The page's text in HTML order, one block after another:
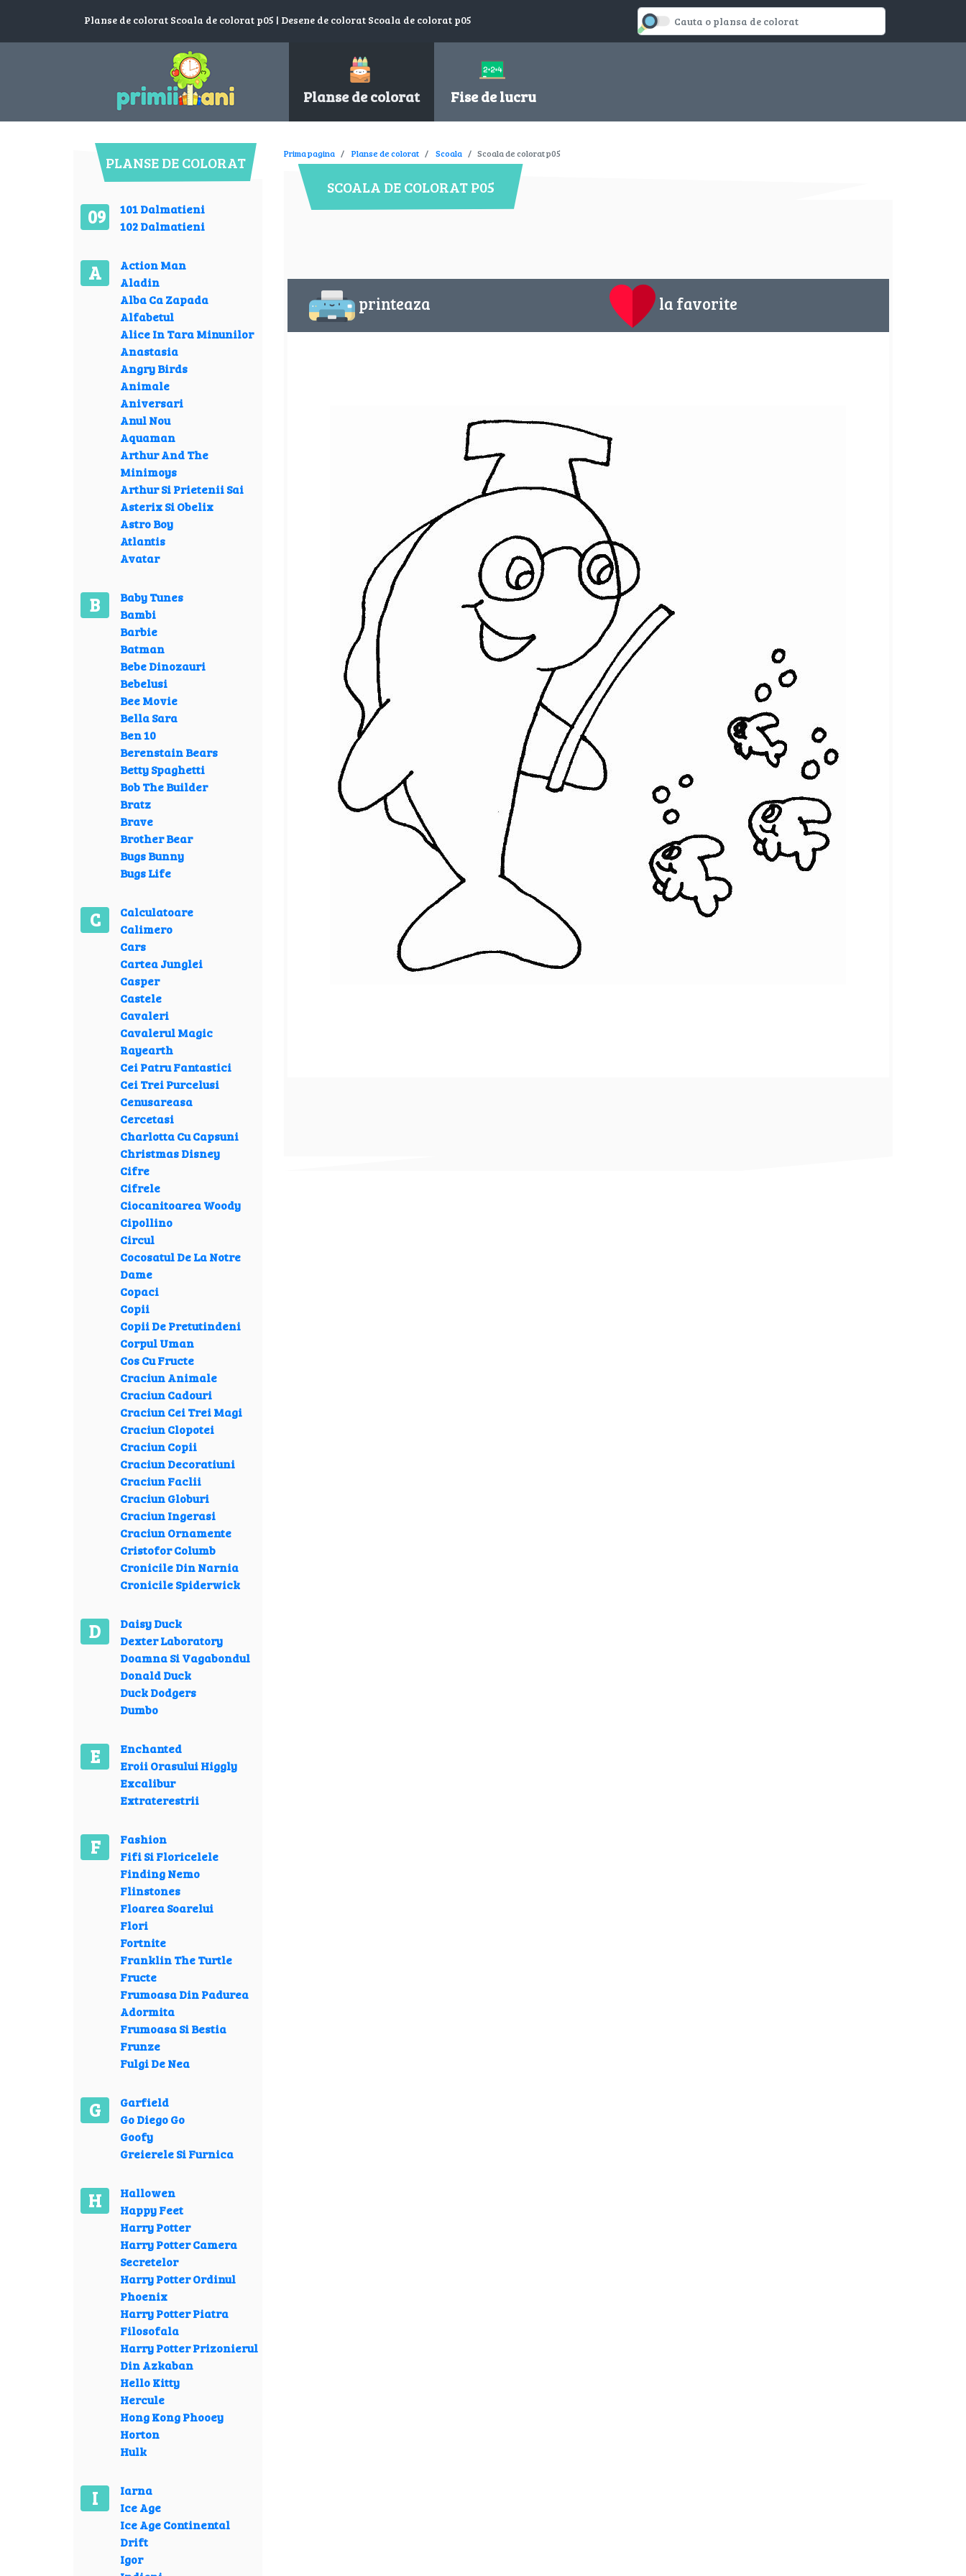
Planse de colorat Scoala de colorat p05 | Desene de colorat Scoala de colorat p05
Planse de colorat Fise de lucru
PLANSE DE COLORAT
09
101 Dalmatieni
102 Dalmatieni
A
Action Man
Aladin
Alba Ca Zapada
Alfabetul
Alice In Tara Minunilor
Anastasia
Angry Birds
Animale
Aniversari
Anul Nou
Aquaman
Arthur And The
Minimoys
Arthur Si Prietenii Sai
Asterix Si Obelix
Astro Boy
Atlantis
Avatar
B
Baby Tunes
Bambi
Barbie
Batman
Bebe Dinozauri
Bebelusi
Bee Movie
Bella Sara
Ben 10
Berenstain Bears
Betty Spaghetti
Bob The Builder
Bratz
Brave
Brother Bear
Bugs Bunny
Bugs Life
C
Calculatoare
Calimero
Cars
Cartea Junglei
Casper
Castele
Cavaleri
Cavalerul Magic
Rayearth
Cei Patru Fantastici
Cei Trei Purcelusi
Cenusareasa
Cercetasi
Charlotta Cu Capsuni
Christmas Disney
Cifre
Cifrele
Ciocanitoarea Woody
Cipollino
Circul
Cocosatul De La Notre
Dame
Copaci
Copii
Copii De Pretutindeni
Corpul Uman
Cos Cu Fructe
Craciun Animale
Craciun Cadouri
Craciun Cei Trei Magi
Craciun Clopotei
Craciun Copii
Craciun Decoratiuni
Craciun Faclii
Craciun Globuri
Craciun Ingerasi
Craciun Ornamente
Cristofor Columb
Cronicile Din Narnia
Cronicile Spiderwick
D
Daisy Duck
Dexter Laboratory
Doamna Si Vagabondul
Donald Duck
Duck Dodgers
Dumbo
E
Enchanted
Eroii Orasului Higgly
Excalibur
Extraterestrii
F
Fashion
Fifi Si Floricelele
Finding Nemo
Flinstones
Floarea Soarelui
Flori
Fortnite
Franklin The Turtle
Fructe
Frumoasa Din Padurea
Adormita
Frumoasa Si Bestia
Frunze
Fulgi De Nea
G
Garfield
Go Diego Go
Goofy
Greierele Si Furnica
H
Hallowen
Happy Feet
Harry Potter
Harry Potter Camera
Secretelor
Harry Potter Ordinul
Phoenix
Harry Potter Piatra
Filosofala
Harry Potter Prizonierul
Din Azkaban
Hello Kitty
Hercule
Hong Kong Phooey
Horton
Hulk
I
Iarna
Ice Age
Ice Age Continental
Drift
Igor
Prima pagina Planse de colorat Scoala Scoala de colorat p05
SCOALA DE COLORAT P05
printeaza la favorite